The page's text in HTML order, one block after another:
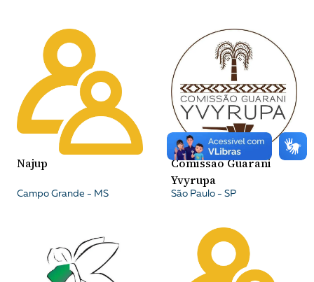
Najup
Campo Grande - MS
Comissão Guarani
Yvyrupa
São Paulo - SP